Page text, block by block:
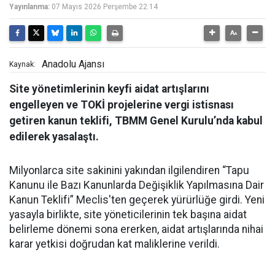
Yayınlanma: 07 Mayıs 2026 Perşembe 22:14
Kaynak: Anadolu Ajansı
Site yönetimlerinin keyfi aidat artışlarını
engelleyen ve TOKİ projelerine vergi istisnası
getiren kanun teklifi, TBMM Genel Kurulu’nda kabul
edilerek yasalaştı.
Milyonlarca site sakinini yakından ilgilendiren “Tapu
Kanunu ile Bazı Kanunlarda Değişiklik Yapılmasına Dair
Kanun Teklifi” Meclis'ten geçerek yürürlüğe girdi. Yeni
yasayla birlikte, site yöneticilerinin tek başına aidat
belirleme dönemi sona ererken, aidat artışlarında nihai
karar yetkisi doğrudan kat maliklerine verildi.